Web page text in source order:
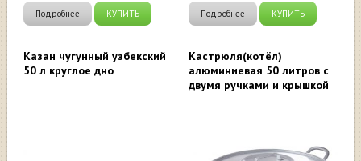
Подробнее КУПИТЬ Подробнее КУПИТЬ
Казан чугунный узбекский
50 л круглое дно
Кастрюля(котёл)
алюминиевая 50 литров с
двумя ручками и крышкой